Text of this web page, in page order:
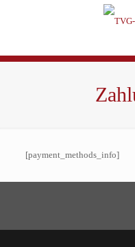
[payment_methods_info]